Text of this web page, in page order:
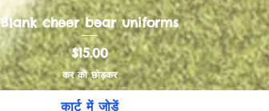
Blank cheer bear uniforms
मूल्य
$15.00
कर को छोड़कर
कार्ट में जोड़ें